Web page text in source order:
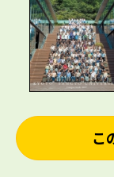
こ